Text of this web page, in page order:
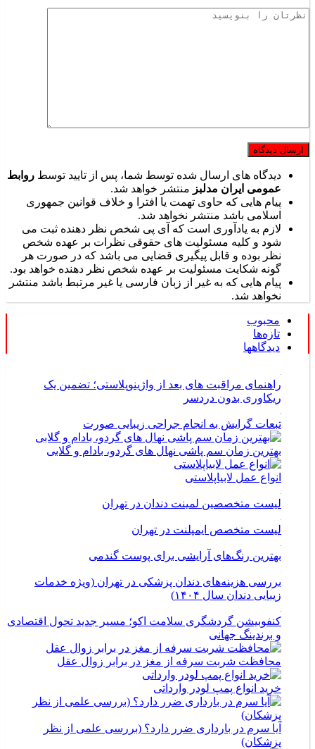
دیدگاه های ارسال شده توسط شما، پس از تایید توسط روابط
عمومی ایران مدلبز منتشر خواهد شد.
پیام هایی که حاوی تهمت یا افترا و خلاف قوانین جمهوری
اسلامی باشد منتشر نخواهد شد.
لازم به یادآوری است که آی پی شخص نظر دهنده ثبت می
شود و کلیه مسئولیت های حقوقی نظرات بر عهده شخص
نظر بوده و قابل پیگیری قضایی می باشد که در صورت هر
گونه شکایت مسئولیت بر عهده شخص نظر دهنده خواهد بود.
پیام هایی که به غیر از زبان فارسی یا غیر مرتبط باشد منتشر
نخواهد شد.
محبوب
تازه‌ها
دیدگاهها
راهنمای مراقبت های بعد از واژینوپلاستی؛ تضمین یک
ریکاوری بدون دردسر
تبعات گرایش به انجام جراحی زیبایی صورت
بهترین زمان سم پاشی نهال های گردو، بادام و گلابی
انواع عمل لابیاپلاستی
لیست متخصصین لمینت دندان در تهران
لیست متخصص ایمپلنت در تهران
بهترین رنگ‌های آرایشی برای پوست گندمی
بررسی هزینه‌های دندان پزشکی در تهران (ویژه خدمات
زیبایی دندان سال ۱۴۰۴)
کنفوبیشن گردشگری سلامت اکو؛ مسیر جدید تحول اقتصادی
و برندینگ جهانی
محافظت شربت سرفه از مغز در برابر زوال عقل
خرید انواع پمپ لودر وارداتی
آیا سرم در بارداری ضرر دارد؟ (بررسی علمی از نظر
پزشکان)